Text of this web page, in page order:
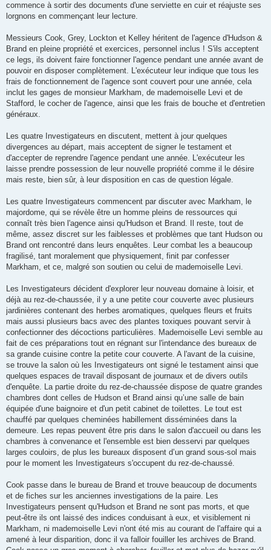
commence à sortir des documents d'une serviette en cuir et réajuste ses
lorgnons en commençant leur lecture.
Messieurs Cook, Grey, Lockton et Kelley héritent de l'agence d'Hudson &
Brand en pleine propriété et exercices, personnel inclus ! S'ils acceptent
ce legs, ils doivent faire fonctionner l'agence pendant une année avant de
pouvoir en disposer complètement. L'exécuteur leur indique que tous les
frais de fonctionnement de l'agence sont couvert pour une année, cela
inclut les gages de monsieur Markham, de mademoiselle Levi et de
Stafford, le cocher de l'agence, ainsi que les frais de bouche et d'entretien
généraux.
Les quatre Investigateurs en discutent, mettent à jour quelques
divergences au départ, mais acceptent de signer le testament et
d'accepter de reprendre l'agence pendant une année. L'exécuteur les
laisse prendre possession de leur nouvelle propriété comme il le désire
mais reste, bien sûr, à leur disposition en cas de question légale.
Les quatre Investigateurs commencent par discuter avec Markham, le
majordome, qui se révèle être un homme pleins de ressources qui
connaît très bien l'agence ainsi qu'Hudson et Brand. Il reste, tout de
même, assez discret sur les faiblesses et problèmes que tant Hudson ou
Brand ont rencontré dans leurs enquêtes. Leur combat les a beaucoup
fragilisé, tant moralement que physiquement, finit par confesser
Markham, et ce, malgré son soutien ou celui de mademoiselle Levi.
Les Investigateurs décident d'explorer leur nouveau domaine à loisir, et
déjà au rez-de-chaussée, il y a une petite cour couverte avec plusieurs
jardinières contenant des herbes aromatiques, quelques fleurs et fruits
mais aussi plusieurs bacs avec des plantes toxiques pouvant servir à
confectionner des décoctions particulières. Mademoiselle Levi semble au
fait de ces préparations tout en régnant sur l'intendance des bureaux de
sa grande cuisine contre la petite cour couverte. A l'avant de la cuisine,
se trouve la salon où les Investigateurs ont signé le testament ainsi que
quelques espaces de travail disposant de journaux et de divers outils
d'enquête. La partie droite du rez-de-chaussée dispose de quatre grandes
chambres dont celles de Hudson et Brand ainsi qu’une salle de bain
équipée d'une baignoire et d'un petit cabinet de toilettes. Le tout est
chauffé par quelques cheminées habillement disséminées dans la
demeure. Les repas peuvent être pris dans le salon d'accueil ou dans les
chambres à convenance et l'ensemble est bien desservi par quelques
larges couloirs, de plus les bureaux disposent d’un grand sous-sol mais
pour le moment les Investigateurs s'occupent du rez-de-chaussé.
Cook passe dans le bureau de Brand et trouve beaucoup de documents
et de fiches sur les anciennes investigations de la paire. Les
Investigateurs pensent qu'Hudson et Brand ne sont pas morts, et que
peut-être ils ont laissé des indices conduisant à eux, et visiblement ni
Markham, ni mademoiselle Levi n'ont été mis au courant de l'affaire qui a
amené à leur disparition, donc il va falloir fouiller les archives de Brand.